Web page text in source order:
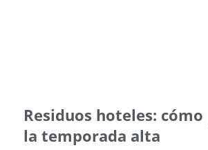
Residuos hoteles:
la temporada alta